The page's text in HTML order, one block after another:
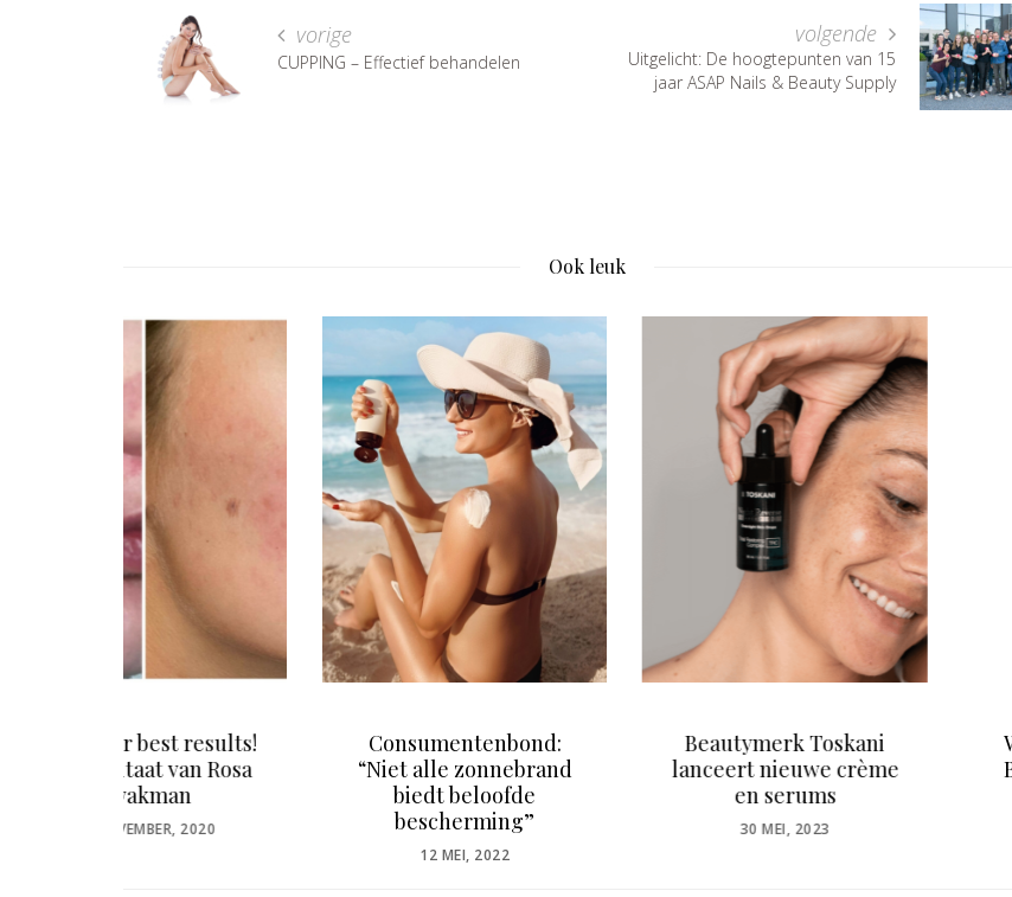
vorige
CUPPING – Effectief behandelen
volgende
Uitgelicht: De hoogtepunten van 15
jaar ASAP Nails & Beauty Supply
Ook leuk
Consumentenbond:
“Niet alle zonnebrand
bescherming”
Beautymerk Toskani
lanceert nieuwe crème
Waterproof Brows by
Beautyleverancier.nl
POSTED
17 SEPTEMBER, 2020